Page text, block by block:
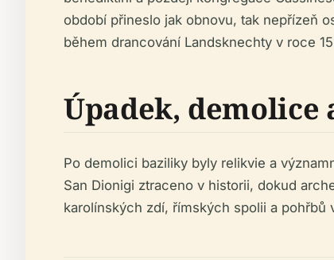
období přineslo jak obnovu, tak nepřízeň
během drancování Landsknechty v roce
Úpadek, demolice
Po demolici baziliky byly relikvie a
San Dionigi ztraceno v historii, dokud
karolínských zdí, římských spolii a pohřbů